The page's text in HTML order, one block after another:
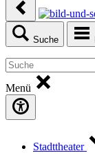
Suche
Menü
Stadttheater